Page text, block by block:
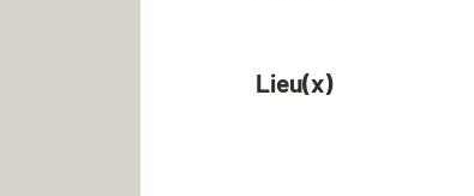
Lieu(x)